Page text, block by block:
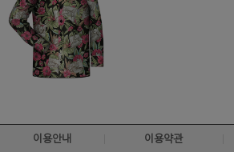
이용안내 이용약관